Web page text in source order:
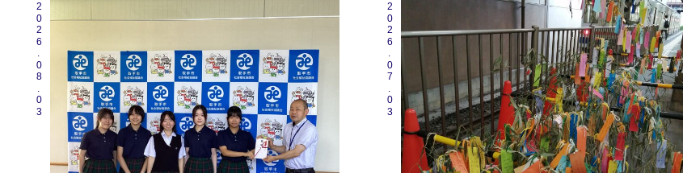
2026.08.03 2026.07.03